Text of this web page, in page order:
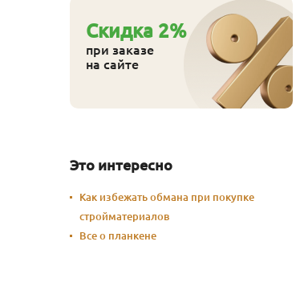
Cкидка 2%
при заказе
на сайте
Это интересно
Как избежать обмана при покупке
стройматериалов
Все о планкене